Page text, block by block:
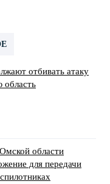
отбивать атаку
области
для передачи